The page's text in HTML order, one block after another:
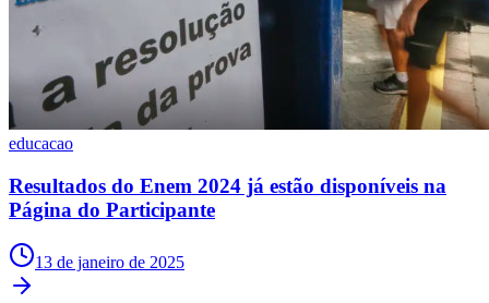
educacao
Resultados do Enem 2024 já estão disponíveis na
Página do Participante
13 de janeiro de 2025